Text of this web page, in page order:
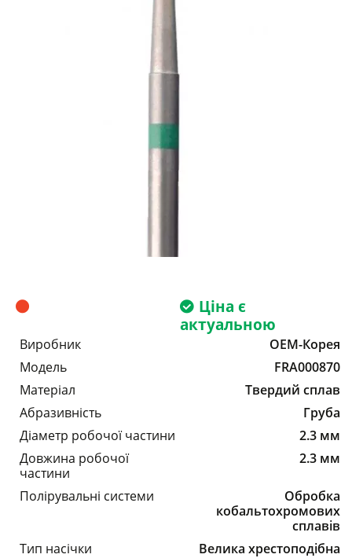
Ціна є
актуальною
Виробник
OEM-Корея
Модель
FRA000870
Матеріал
Твердий сплав
Абразивність
Груба
Діаметр робочої частини
2.3 мм
Довжина робочої
частини
2.3 мм
Полірувальні системи
Обробка
кобальтохромових
сплавів
Тип насічки
Велика хрестоподібна